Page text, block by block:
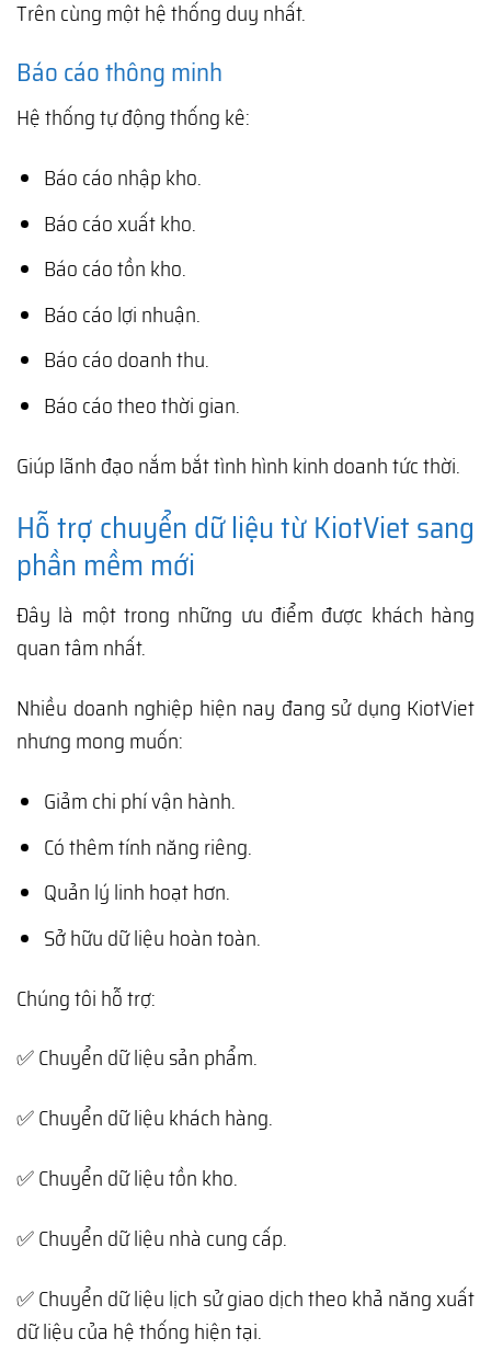
Trên cùng một hệ thống duy nhất.
Báo cáo thông minh
Hệ thống tự động thống kê:
Báo cáo nhập kho.
Báo cáo xuất kho.
Báo cáo tồn kho.
Báo cáo lợi nhuận.
Báo cáo doanh thu.
Báo cáo theo thời gian.
Giúp lãnh đạo nắm bắt tình hình kinh doanh tức thời.
Hỗ trợ chuyển dữ liệu từ KiotViet sang
phần mềm mới
Đây là một trong những ưu điểm được khách hàng
quan tâm nhất.
Nhiều doanh nghiệp hiện nay đang sử dụng KiotViet
nhưng mong muốn:
Giảm chi phí vận hành.
Có thêm tính năng riêng.
Quản lý linh hoạt hơn.
Sở hữu dữ liệu hoàn toàn.
Chúng tôi hỗ trợ:
✅ Chuyển dữ liệu sản phẩm.
✅ Chuyển dữ liệu khách hàng.
✅ Chuyển dữ liệu tồn kho.
✅ Chuyển dữ liệu nhà cung cấp.
✅ Chuyển dữ liệu lịch sử giao dịch theo khả năng xuất
dữ liệu của hệ thống hiện tại.